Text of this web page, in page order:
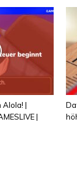
Alola! |
|